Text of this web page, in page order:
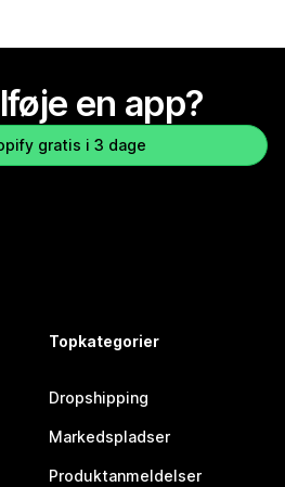
en app?
gratis i 3 dage
Topkategorier
Dropshipping
Markedspladser
Produktanmeldelser